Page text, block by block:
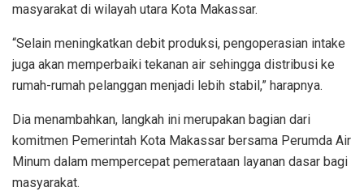
masyarakat di wilayah utara Kota Makassar.
“Selain meningkatkan debit produksi, pengoperasian intake
juga akan memperbaiki tekanan air sehingga distribusi ke
rumah-rumah pelanggan menjadi lebih stabil,” harapnya.
Dia menambahkan, langkah ini merupakan bagian dari
komitmen Pemerintah Kota Makassar bersama Perumda Air
Minum dalam mempercepat pemerataan layanan dasar bagi
masyarakat.